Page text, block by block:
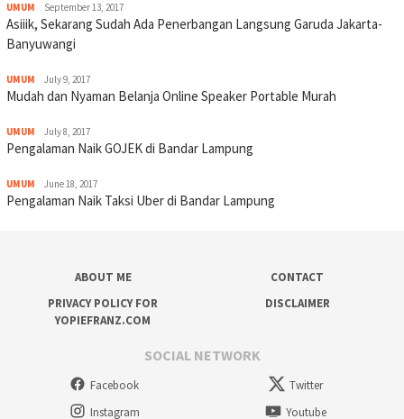
UMUM September 13, 2017
Asiiik, Sekarang Sudah Ada Penerbangan Langsung Garuda Jakarta-
Banyuwangi
UMUM July 9, 2017
Mudah dan Nyaman Belanja Online Speaker Portable Murah
UMUM July 8, 2017
Pengalaman Naik GOJEK di Bandar Lampung
UMUM June 18, 2017
Pengalaman Naik Taksi Uber di Bandar Lampung
ABOUT ME
CONTACT
PRIVACY POLICY FOR
YOPIEFRANZ.COM
DISCLAIMER
SOCIAL NETWORK
Facebook
Twitter
Instagram
Youtube